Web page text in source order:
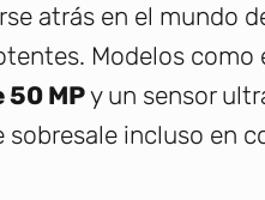
atrás en el mundo
Modelos
50 MPy un sensor
incluso en